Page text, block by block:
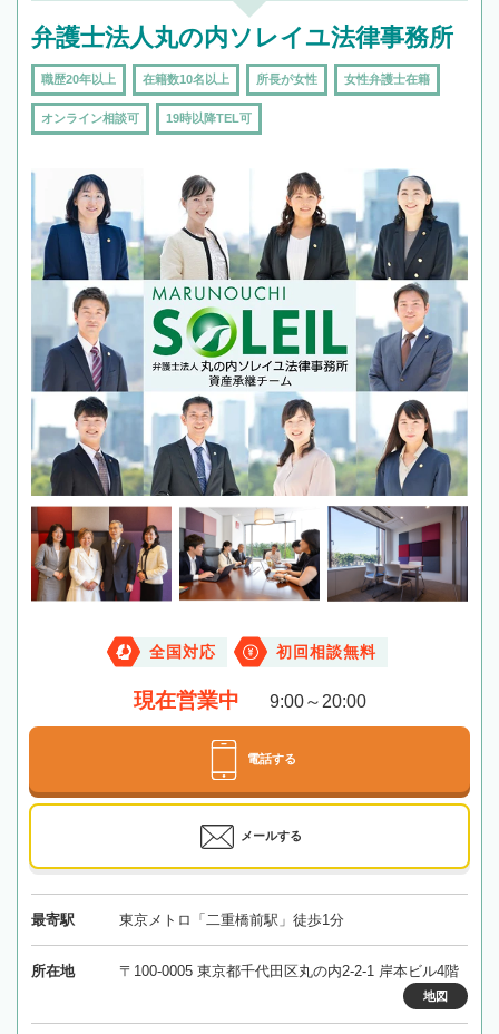
弁護士法人丸の内ソレイユ法律事務所
職歴20年以上 在籍数10名以上 所長が女性 女性弁護士在籍
オンライン相談可 19時以降TEL可
全国対応 初回相談無料
現在営業中 9:00～20:00
電話する
メールする
最寄駅 東京メトロ「二重橋前駅」徒歩1分
所在地 〒100-0005 東京都千代田区丸の内2-2-1 岸本ビル4階
地図